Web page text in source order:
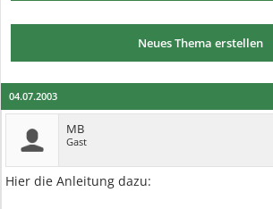
Neues Thema erstellen
04.07.2003
MB
Gast
Hier die Anleitung dazu: